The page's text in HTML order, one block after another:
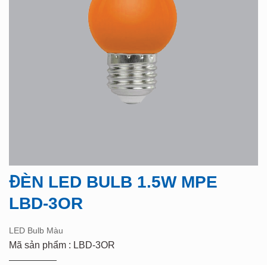
ĐÈN LED BULB 1.5W MPE
LBD-3OR
LED Bulb Màu
Mã sản phẩm : LBD-3OR